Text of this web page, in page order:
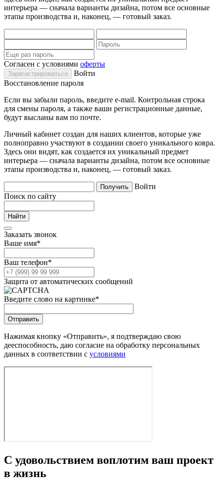
интерьера — сначала варианты дизайна, потом все основные
этапы производства и, наконец, — готовый заказ.
Согласен с условиями оферты
Войти
Восстановление пароля
Если вы забыли пароль, введите e-mail. Контрольная строка
для смены пароля, а также ваши регистрационные данные,
будут высланы вам по почте.
Личный кабинет создан для наших клиентов, которые уже
полноправно участвуют в создании своего уникального ковра.
Здесь они видят, как создается их уникальный предмет
интерьера — сначала варианты дизайна, потом все основные
этапы производства и, наконец, — готовый заказ.
Войти
Поиск по сайту
Заказать звонок
Ваше имя*
Ваш телефон*
Защита от автоматических сообщений
Введите слово на картинке*
Нажимая кнопку «Отправить», я подтверждаю свою
дееспособность, даю согласие на обработку персональных
данных в соответствии с условиями
С удовольствием воплотим ваш проект
в жизнь